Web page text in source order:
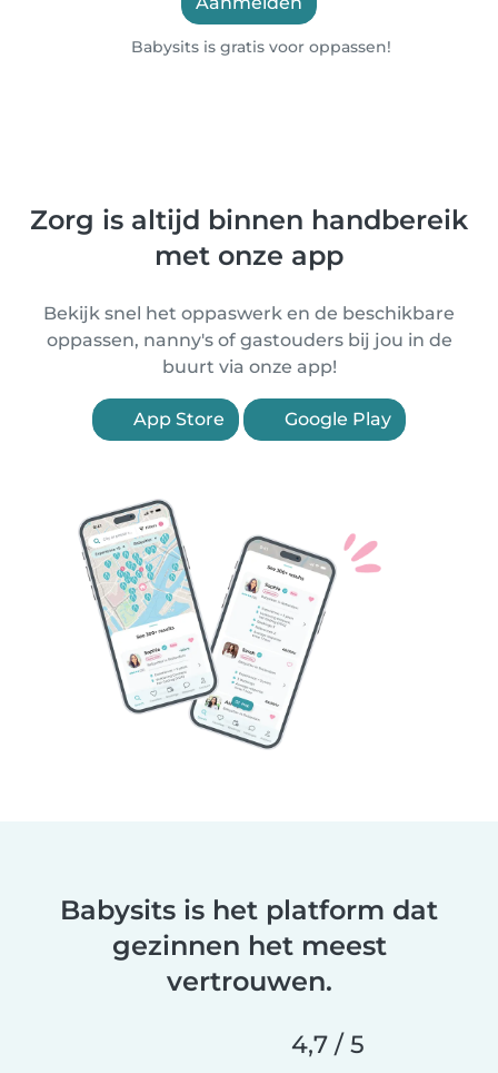
Babysits is gratis voor oppassen!
Zorg is altijd binnen handbereik
met onze app
Bekijk snel het oppaswerk en de beschikbare
oppassen, nanny's of gastouders bij jou in de
buurt via onze app!
App Store Google Play
Babysits is het platform dat
gezinnen het meest
vertrouwen.
4,7 / 5